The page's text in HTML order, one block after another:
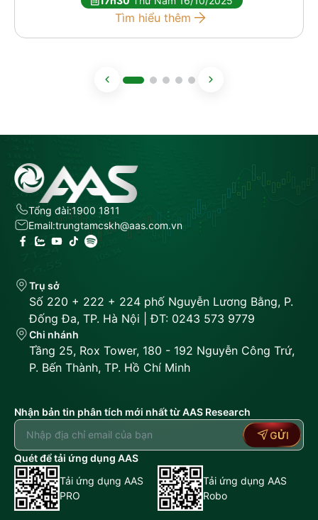
Tìm hiểu thêm
Tổng đài:1900 1811
Email:trungtamcskh@aas.com.vn
Trụ sở
Số 220 + 222 + 224 phố Nguyễn Lương Bằng, P.
Đống Đa, TP. Hà Nội | ĐT: 0243 573 9779
Chi nhánh
Tầng 25, Rox Tower, 180 - 192 Nguyễn Công Trứ,
P. Bến Thành, TP. Hồ Chí Minh
Nhận bản tin phân tích mới nhất từ AAS Research
GỬI
Quét để tải ứng dụng AAS
Tải ứng dụng AAS
PRO
Tải ứng dụng AAS
Robo